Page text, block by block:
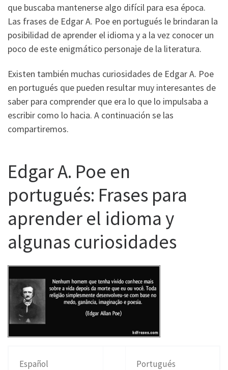
que buscaba mantenerse algo difícil para esa época.
Las frases de Edgar A. Poe en portugués le brindaran la
posibilidad de aprender el idioma y a la vez conocer un
poco de este enigmático personaje de la literatura.
Existen también muchas curiosidades de Edgar A. Poe
en portugués que pueden resultar muy interesantes de
saber para comprender que era lo que lo impulsaba a
escribir como lo hacia. A continuación se las
compartiremos.
Edgar A. Poe en
portugués: Frases para
aprender el idioma y
algunas curiosidades
Español Portugués